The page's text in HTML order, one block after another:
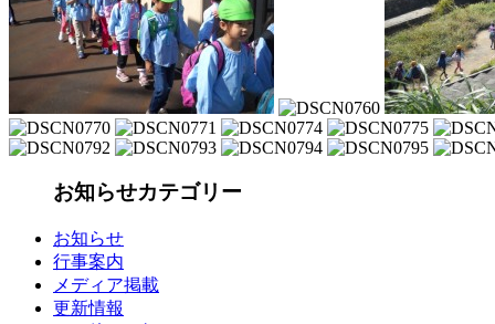
お知らせカテゴリー
お知らせ
行事案内
メディア掲載
更新情報